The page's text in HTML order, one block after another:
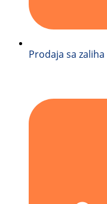
Prodaja sa zaliha